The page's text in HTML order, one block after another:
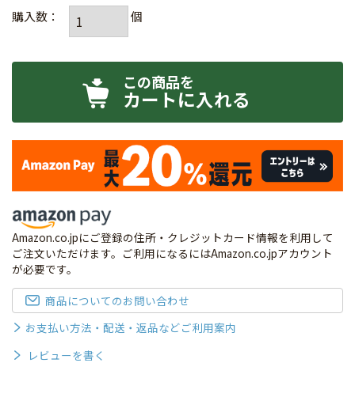
カートに入れる
Amazon.co.jpにご登録の住所・クレジットカード情報を利用して
ご注文いただけます。ご利用になるにはAmazon.co.jpアカウント
が必要です。
商品についてのお問い合わせ
お支払い方法・配送・返品などご利用案内
レビューを書く